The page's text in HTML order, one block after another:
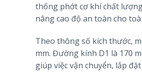
thống phớt cơ khí chất
nâng cao độ an toàn cho
Theo thông số kích thước,
mm. Đường kính D1 là 170
giúp việc vận chuyển, lắp